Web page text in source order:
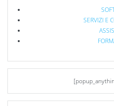
SERVIZI E